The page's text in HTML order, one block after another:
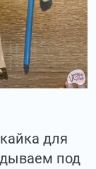
для
под